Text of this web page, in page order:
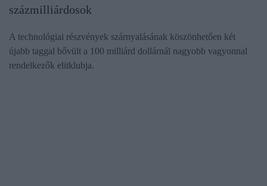
százmilliárdosok
A technológiai részvények szárnyalásának köszönhetően két
újabb taggal bővült a 100 milliárd dollárnál nagyobb vagyonnal
rendelkezők elitklubja.